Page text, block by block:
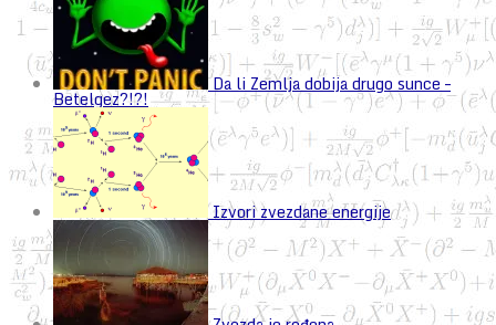
Da li Zemlja dobija drugo sunce –
Betelgez?!?!
Izvori zvezdane energije